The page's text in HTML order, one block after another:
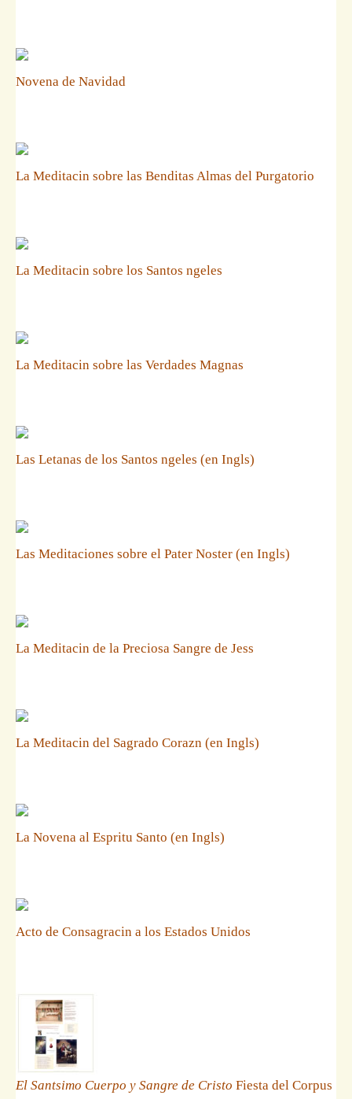
Novena de Navidad
La Meditacin sobre las Benditas Almas del Purgatorio
La Meditacin sobre los Santos ngeles
La Meditacin sobre las Verdades Magnas
Las Letanas de los Santos ngeles (en Ingls)
Las Meditaciones sobre el Pater Noster (en Ingls)
La Meditacin de la Preciosa Sangre de Jess
La Meditacin del Sagrado Corazn (en Ingls)
La Novena al Espritu Santo (en Ingls)
Acto de Consagracin a los Estados Unidos
El Santsimo Cuerpo y Sangre de Cristo Fiesta del Corpus